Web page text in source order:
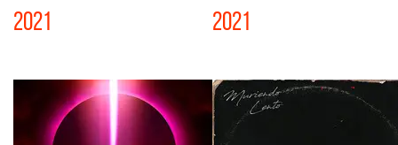
2021 2021